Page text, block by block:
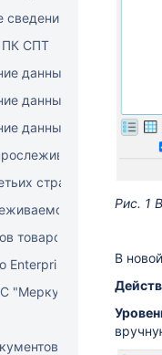
сведений о
ПК СПТ
данных по остаткам
данных о ввозе
данных о
товара
стран (не ЕАЭС)
товара
товародвижения
EnterpriseData
"Меркурий"
с ВСД
Рис. 1
В